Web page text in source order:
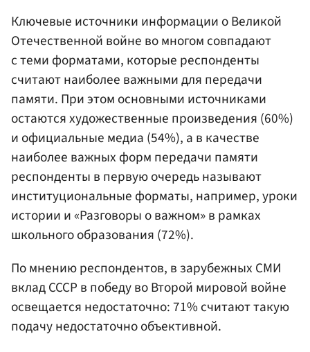
Ключевые источники информации о Великой
Отечественной войне во многом совпадают
с теми форматами, которые респонденты
считают наиболее важными для передачи
памяти. При этом основными источниками
остаются художественные произведения (60%)
и официальные медиа (54%), а в качестве
наиболее важных форм передачи памяти
респонденты в первую очередь называют
институциональные форматы, например, уроки
истории и «Разговоры о важном» в рамках
школьного образования (72%).
По мнению респондентов, в зарубежных СМИ
вклад СССР в победу во Второй мировой войне
освещается недостаточно: 71% считают такую
подачу недостаточно объективной.